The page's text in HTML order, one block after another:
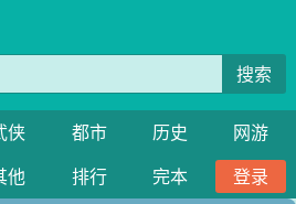
搜索
侠 都市 历史
网游
他 排行 完本 登录